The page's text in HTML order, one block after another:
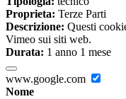
Proprieta: Terze Parti
Descrizione: Questi
Vimeo sui siti web.
Durata: 1 anno 1 mese
www.google.com
Nome